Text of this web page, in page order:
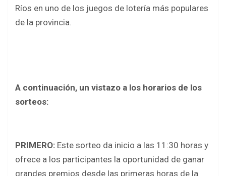
Ríos en uno de los juegos de lotería más populares
de la provincia.
A continuación, un vistazo a los horarios de los
sorteos:
PRIMERO: Este sorteo da inicio a las 11:30 horas y
ofrece a los participantes la oportunidad de ganar
grandes premios desde las primeras horas de la